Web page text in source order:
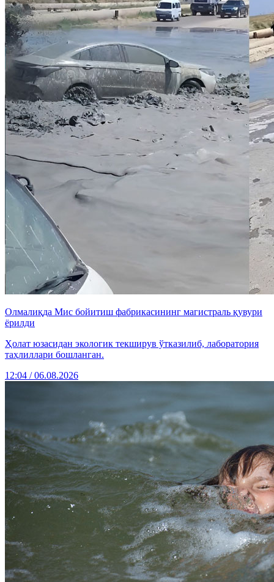
Олмалиқда Мис бойитиш фабрикасининг магистраль қувури
ёрилди
Ҳолат юзасидан экологик текширув ўтказилиб, лаборатория
таҳлиллари бошланган.
12:04 / 06.08.2026